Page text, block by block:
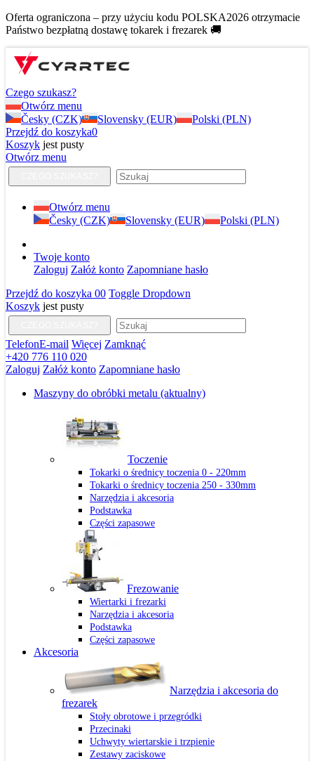
Oferta ograniczona – przy użyciu kodu POLSKA2026 otrzymacie
Państwo bezpłatną dostawę tokarek i frezarek 🚚
Czego szukasz?
Otwórz menu
Česky (CZK)
Slovensky (EUR)
Polski (PLN)
Przejdź do koszyka0
Koszyk jest pusty
Otwórz menu
Otwórz menu
Česky (CZK)
Slovensky (EUR) Polski (PLN)
Twoje konto
Zaloguj Załóż konto Zapomniane hasło
Przejdź do koszyka 00 Toggle Dropdown
Koszyk jest pusty
TelefonE-mail Więcej Zamknąć
+420 776 110 020
Zaloguj Załóż konto Zapomniane hasło
Maszyny do obróbki metalu (aktualny)
Toczenie
Tokarki o średnicy toczenia 0 - 220mm
Tokarki o średnicy toczenia 250 - 330mm
Narzędzia i akcesoria
Podstawka
Części zapasowe
Frezowanie
Wiertarki i frezarki
Narzędzia i akcesoria
Podstawka
Części zapasowe
Akcesoria
Narzędzia i akcesoria do
frezarek
Stoły obrotowe i przegródki
Przecinaki
Uchwyty wiertarskie i trzpienie
Zestawy zaciskowe